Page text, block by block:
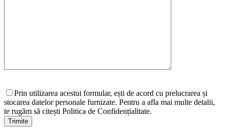
Prin utilizarea acestui formular, ești de acord cu prelucrarea și
stocarea datelor personale furnizate. Pentru a afla mai multe detalii,
te rugăm să citești Politica de Confidențialitate.